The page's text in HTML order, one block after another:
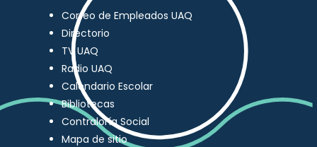
Correo de Empleados UAQ
Directorio
TV UAQ
Radio UAQ
Calendario Escolar
Bibliotecas
Contraloría Social
Mapa de sitio